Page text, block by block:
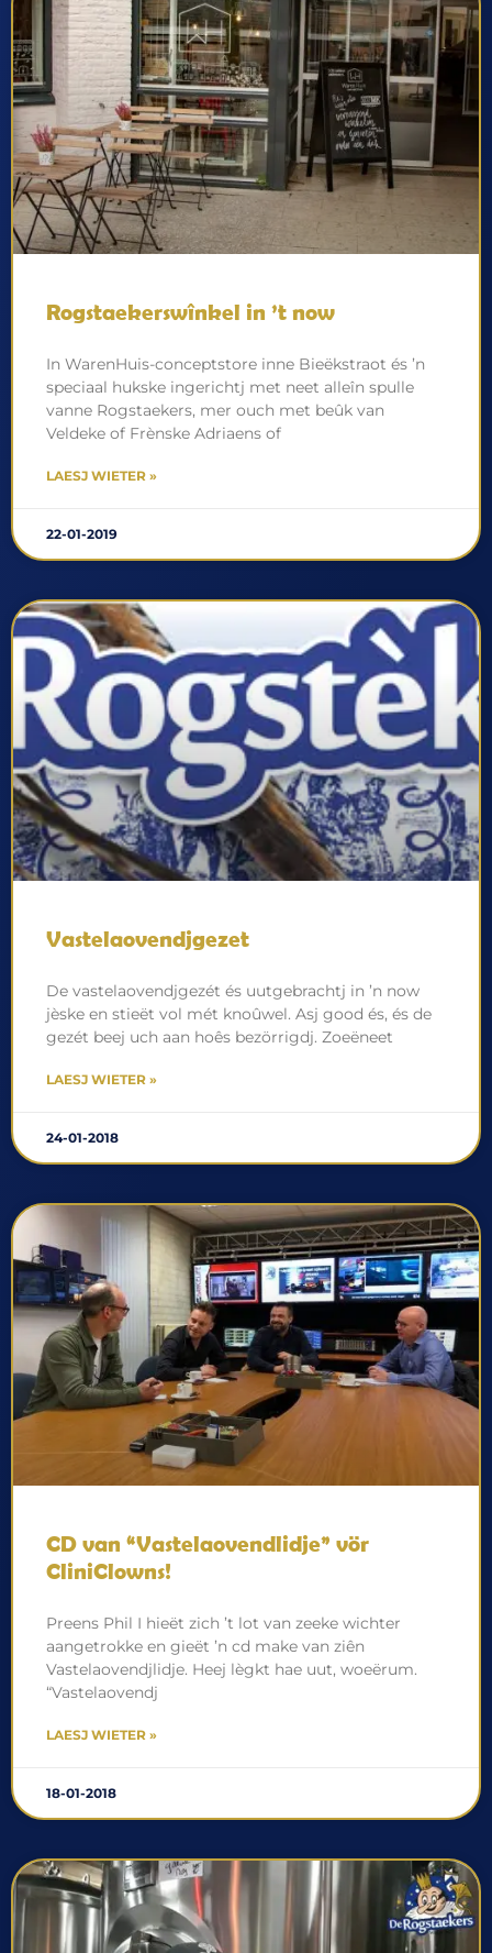
Rogstaekerswînkel in ’t now
In WarenHuis-conceptstore inne Bieëkstraot és ’n
speciaal hukske ingerichtj met neet alleîn spulle
vanne Rogstaekers, mer ouch met beûk van
Veldeke of Frènske Adriaens of
LAESJ WIETER »
22-01-2019
Vastelaovendjgezet
De vastelaovendjgezét és uutgebrachtj in ’n now
jèske en stieët vol mét knoûwel. Asj good és, és de
gezét beej uch aan hoês bezörrigdj. Zoeëneet
LAESJ WIETER »
24-01-2018
CD van “Vastelaovendlidje” vör
CliniClowns!
Preens Phil I hieët zich ’t lot van zeeke wichter
aangetrokke en gieët ’n cd make van ziên
Vastelaovendjlidje. Heej lègkt hae uut, woeërum.
“Vastelaovendj
LAESJ WIETER »
18-01-2018